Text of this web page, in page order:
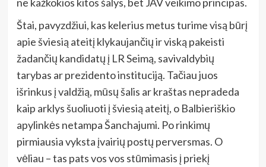
Štai, pavyzdžiui, kas kelerius metus turime visą būrį
apie šviesią ateitį klykaujančių ir viską pakeisti
žadančių kandidatų į LR Seimą, savivaldybių
tarybas ar prezidento instituciją. Tačiau juos
išrinkus į valdžią, mūsų šalis ar kraštas nepradeda
kaip arklys šuoliuoti į šviesią ateitį, o Balbieriškio
apylinkės netampa Šanchajumi. Po rinkimų
pirmiausia vyksta įvairių postų perversmas. O
vėliau – tas pats vos vos stūmimasis į priekį